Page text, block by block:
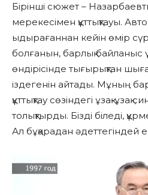
Бірінші сюжет –
мерекесімен құттықтауы.
ыдырағаннан кейін өмір
болғанын, барлық байланыс
өндірісінде тығырықтан
іздегенін айтады. Мұның
құттықтау сөзіндегі ұзақ-
толықтырды. Бізді біледі,
Ал бұқарадан